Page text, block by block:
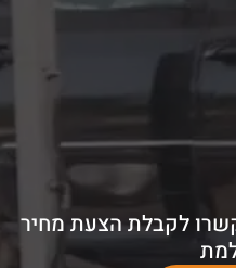
לקבלת הצעת מחיר